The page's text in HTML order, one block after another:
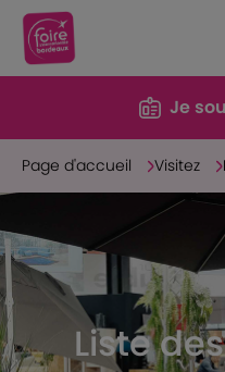
Je
Page d'accueil Visitez
Liste